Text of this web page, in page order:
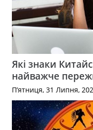
Які знаки
найважче
П’ятниця, 31 Липня,